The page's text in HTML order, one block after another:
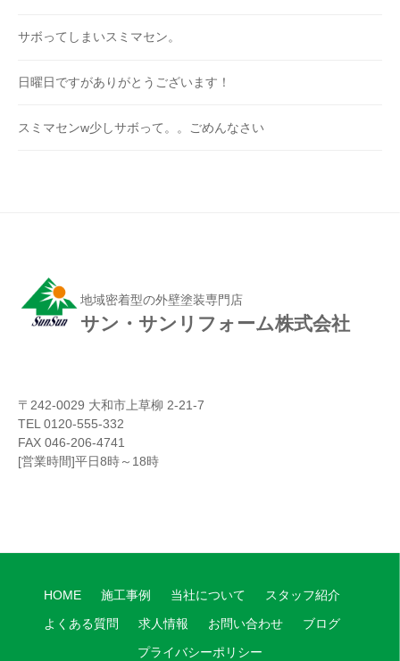
サボってしまいスミマセン。
日曜日ですがありがとうございます！
スミマセンw少しサボって。。ごめんなさい
地域密着型の外壁塗装専門店
サン・サンリフォーム株式会社
〒242-0029 大和市上草柳 2-21-7
TEL 0120-555-332
FAX 046-206-4741
[営業時間]平日8時～18時
HOME 施工事例 当社について スタッフ紹介
よくある質問 求人情報 お問い合わせ ブログ
プライバシーポリシー